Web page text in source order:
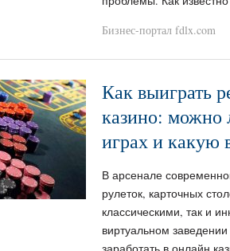
Бизнес-портал fdlx.com
Как выиграть
казино: можно
играх и какую
В арсенале
рулеток, карточных
классическими, так и
виртуальном